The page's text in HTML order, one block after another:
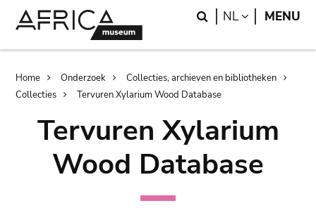
Search
NL LANGUAGE
MENU
Breadcrumb
Home Onderzoek
Collecties, archieven en bibliotheken
Collecties
Tervuren Xylarium Wood Database
Tervuren Xylarium
Wood Database